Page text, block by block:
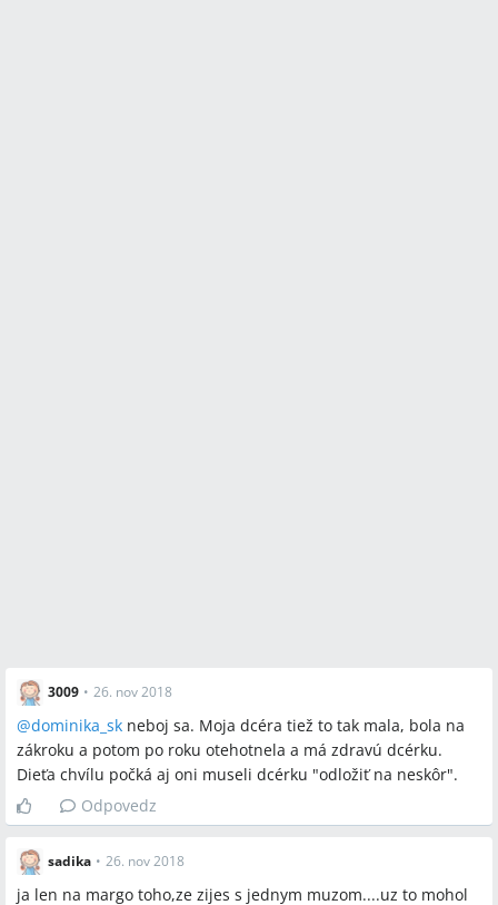
3009 • 26. nov 2018
@dominika_sk neboj sa. Moja dcéra tiež to tak mala, bola na
zákroku a potom po roku otehotnela a má zdravú dcérku.
Dieťa chvílu počká aj oni museli dcérku "odložiť na neskôr".
Odpovedz
sadika • 26. nov 2018
ja len na margo toho,ze zijes s jednym muzom....uz to mohol